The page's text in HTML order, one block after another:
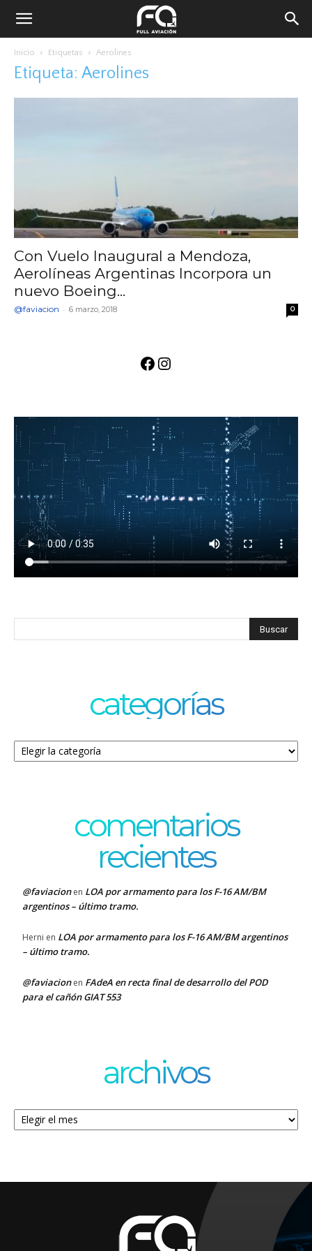
Inicio Etiquetas Aerolines
Etiqueta: Aerolines
Con Vuelo Inaugural a Mendoza,
Aerolíneas Argentinas Incorpora un
nuevo Boeing...
@faviacion - 6 marzo, 2018 0
Facebook
Instagram
categorías
Categorías
comentarios
recientes
@faviacionen LOA por armamento para los F-16 AM/BM
argentinos – último tramo.
Herni en LOA por armamento para los F-16 AM/BM argentinos
– último tramo.
@faviacionen FAdeA en recta final de desarrollo del POD
para el cañón GIAT 553
archivos
Archivos